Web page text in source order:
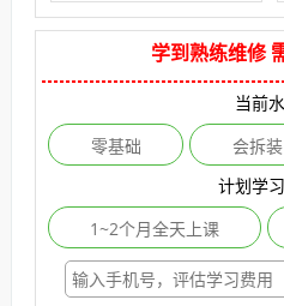
学到熟练维修
当前
零基础
会拆装
计划学
1~2个月全天上课